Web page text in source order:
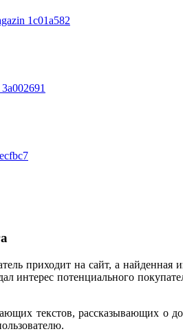
приходит на сайт, а
интерес потенциального
текстов, рассказывающих о